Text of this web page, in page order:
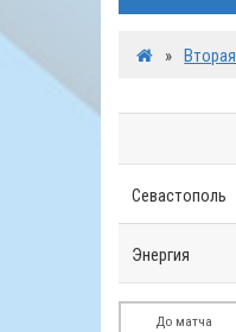
»
Севастополь
Энергия
До матча